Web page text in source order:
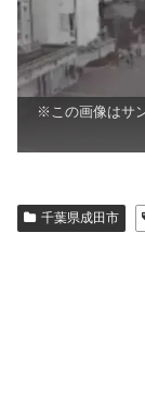
※この画像はサ
千葉県成田市